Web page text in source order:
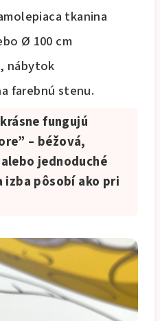
tkanina
Ø 100 cm
nábytok
farebnú stenu.
fungujú
– béžová,
jednoduché
izba pôsobí ako pri